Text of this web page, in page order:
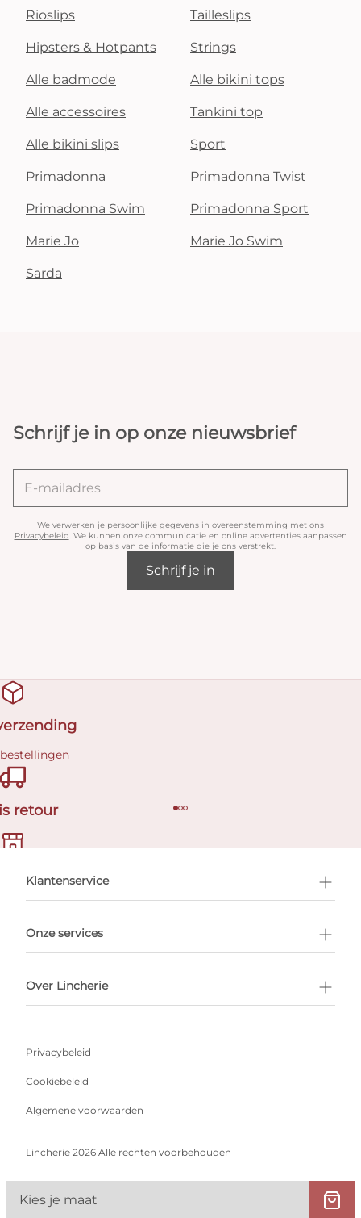
Kies je maat
Rioslips Tailleslips
Hipsters & Hotpants Strings
Alle badmode Alle bikini tops
Alle accessoires Tankini top
Alle bikini slips Sport
Primadonna Primadonna Twist
Primadonna Swim Primadonna Sport
Marie Jo Marie Jo Swim
Sarda
Schrijf je in op onze nieuwsbrief
We verwerken je persoonlijke gegevens in overeenstemming met ons
Privacybeleid. We kunnen onze communicatie en online advertenties aanpassen
op basis van de informatie die je ons verstrekt.
Schrijf je in
retour
afspraak
Klantenservice
Onze services
Over Lincherie
Privacybeleid
Cookiebeleid
Algemene voorwaarden
Lincherie 2026 Alle rechten voorbehouden